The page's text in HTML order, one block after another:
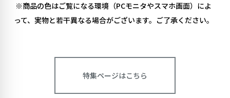
※商品の色はご覧になる環境（PCモニタやスマホ画面）によ
って、実物と若干異なる場合がございます。ご了承ください。
特集ページはこちら